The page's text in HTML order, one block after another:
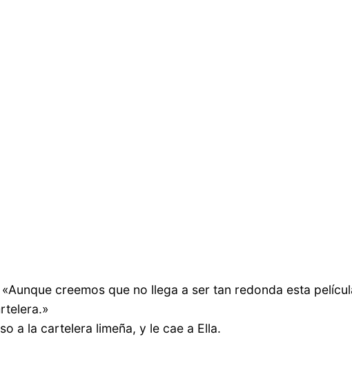
creemos que no llega a ser tan redonda esta
a la cartelera limeña, y le cae a Ella.